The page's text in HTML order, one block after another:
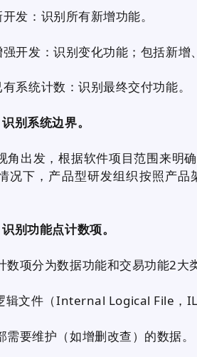
：识别所有新增功能。
发：识别变化功能；包括新增、
统计数：识别最终交付功能。
别系统边界。
出发，根据软件项目范围来明确
况下，产品型研发组织按照产
别功能点计数项。
项分为数据功能和交易功能2大
文件（Internal Logical File，ILF
要维护（如增删改查）的数据。